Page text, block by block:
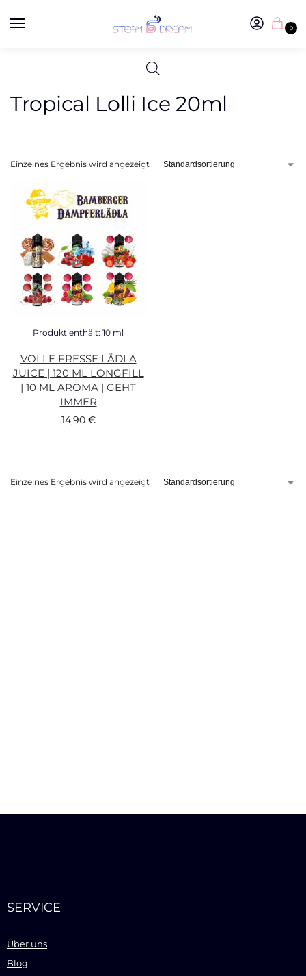
0
Tropical Lolli Ice 20ml
Einzelnes Ergebnis wird angezeigt
Produkt enthält: 10 ml
VOLLE FRESSE LÄDLA
JUICE | 120 ML LONGFILL
| 10 ML AROMA | GEHT
IMMER
14,90 €
Einzelnes Ergebnis wird angezeigt
SERVICE
Über uns
Blog